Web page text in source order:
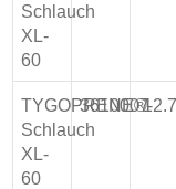
Schlauch
XL-
60
TYGOPRENE®-
Schlauch
XL-
60
361000712.7